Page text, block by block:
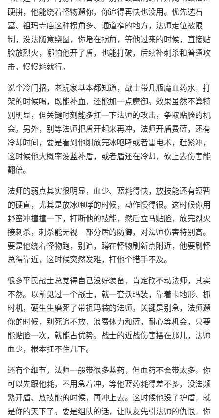
硬拼，他能绕着怪物遛你，你追得再快也没用。优先选石
墓、祖玛寺庙这种拐角多、通道窄的地方，法师走位被限
制，没法随意绕圈，你堵在拐角，等他过来的时候，直接贴
脸放烈火，哪怕他开了盾，也能打破，后续补刺杀和普通攻
击，慢慢耗就行。
说个冷门招，老玩家基本都知道，战士带几瓶魔血药水，打
架的时候喝，既能补血，还能加一点魔御。效果虽然不算特
别明显，但关键时刻能多扛一下法师的攻击，争取贴脸的机
会。另外，别等法师把盾开起来再冲，法师开盾费蓝，还有
冷却时间，要是看到他刚放完冰咆哮或者雷电术，赶紧冲，
这时候他大概率没蓝补盾，或者盾还在冷却，砍上去伤害能
翻倍。
法师的弱点其实很明显，血少、蓝耗得快，放技能还有短暂
的硬直，尤其是放冰咆哮的时候，动作慢得很。这时候你用
野蛮冲撞撞一下，打断他的技能，然后立马贴脸，放完烈火
接刺杀，刺杀能无视一部分盾的防御，对法师伤害特别高。
要是他绕着怪物跑，别追，蹲在怪物刷新点附近，他要刷怪
总得靠近，这时候突然发难，打他个措手不及。
很多平民战士总觉得自己没好装备，肯定砍不动法师，其实
不然。以前见过一个战士，就一套沃玛装，靠着卡地形、抓
时机，硬生生磨死了带祖玛装的法师。关键是别急，法师遛
你的时候，别死追不放，浪费体力和蓝，耐心等机会，只要
能贴脸一次，就能占优势。战士的近战伤害摆在那儿，法师
血少，根本扛不住几下。
还有个细节，法师一般带很多蓝药，但血药不会带太多。你
可以先跟他耗，不用急着冲，等他蓝药耗得差不多，没法频
繁开盾、放技能的时候，再冲上去。这时候他没了护盾，就
是你的天下了。要是组队的话，让队友先引法师的仇恨，你